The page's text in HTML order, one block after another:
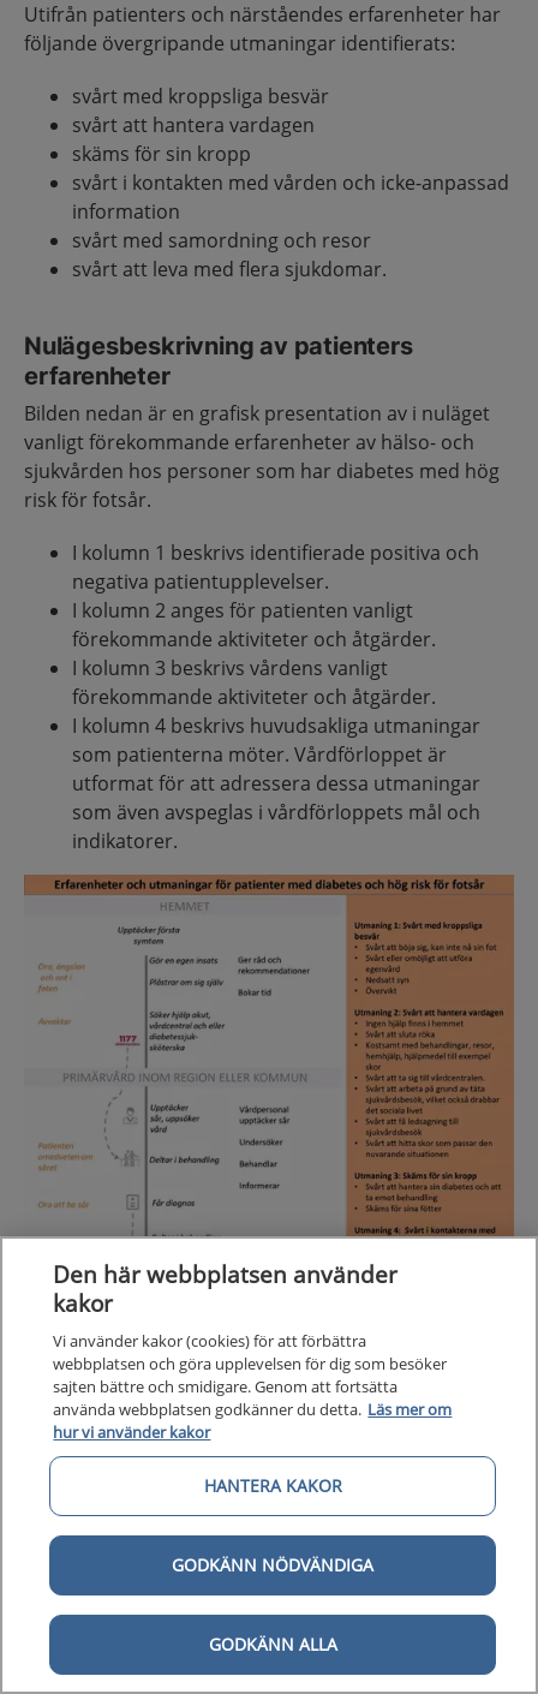
Utifrån patienters och närståendes erfarenheter har
följande övergripande utmaningar identifierats:
svårt med kroppsliga besvär
svårt att hantera vardagen
skäms för sin kropp
svårt i kontakten med vården och icke-anpassad
information
svårt med samordning och resor
svårt att leva med flera sjukdomar.
Nulägesbeskrivning av patienters
erfarenheter
Bilden nedan är en grafisk presentation av i nuläget
vanligt förekommande erfarenheter av hälso- och
sjukvården hos personer som har diabetes med hög
risk för fotsår.
I kolumn 1 beskrivs identifierade positiva och
negativa patientupplevelser.
I kolumn 2 anges för patienten vanligt
förekommande aktiviteter och åtgärder.
I kolumn 3 beskrivs vårdens vanligt
förekommande aktiviteter och åtgärder.
I kolumn 4 beskrivs huvudsakliga utmaningar
som patienterna möter. Vårdförloppet är
utformat för att adressera dessa utmaningar
som även avspeglas i vårdförloppets mål och
indikatorer.
Grafisk presentation av en nulägesbeskrivning utifrån ett
patientperspektiv hos personer som har diabetes med hög
Den här webbplatsen använder
kakor
Vi använder kakor (cookies) för att förbättra
webbplatsen och göra upplevelsen för dig som besöker
sajten bättre och smidigare. Genom att fortsätta
använda webbplatsen godkänner du detta. Läs mer om
hur vi använder kakor
HANTERA KAKOR
GODKÄNN NÖDVÄNDIGA
GODKÄNN ALLA